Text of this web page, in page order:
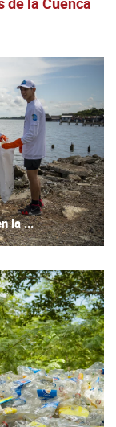
la ...